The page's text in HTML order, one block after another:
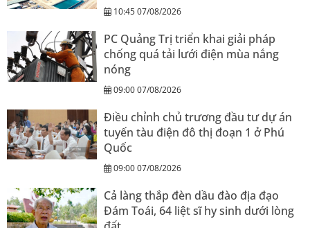
10:45 07/08/2026
PC Quảng Trị triển khai giải pháp
chống quá tải lưới điện mùa nắng
nóng
09:00 07/08/2026
Điều chỉnh chủ trương đầu tư dự án
tuyến tàu điện đô thị đoạn 1 ở Phú
Quốc
09:00 07/08/2026
Cả làng thắp đèn dầu đào địa đạo
Đám Toái, 64 liệt sĩ hy sinh dưới lòng